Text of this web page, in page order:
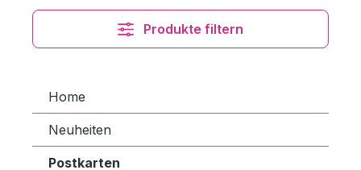
Produkte filtern
Home
Neuheiten
Postkarten